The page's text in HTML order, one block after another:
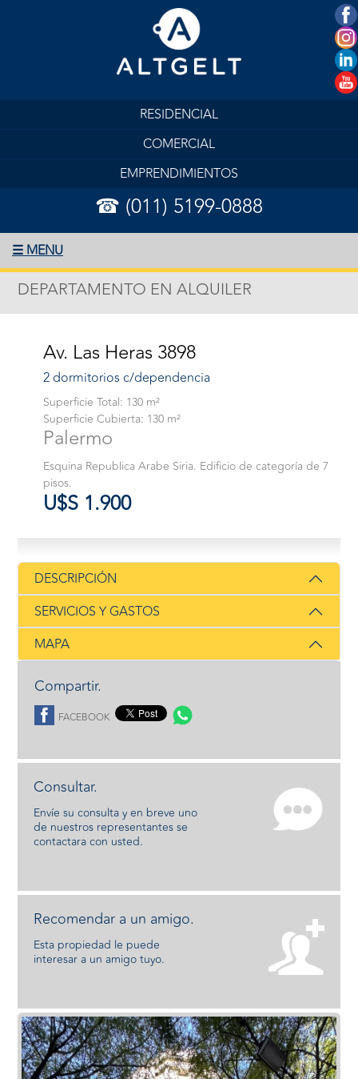
RESIDENCIAL
COMERCIAL
EMPRENDIMIENTOS
☎ (011) 5199-0888
☰ MENU
DEPARTAMENTO EN ALQUILER
Av. Las Heras 3898
2 dormitorios c/dependencia
Superficie Total: 130 m²
Superficie Cubierta: 130 m²
Palermo
Esquina Republica Arabe Siria. Edificio de categoría de 7
pisos.
U$S 1.900
DESCRIPCIÓN
SERVICIOS Y GASTOS
MAPA
Compartir.
FACEBOOK
Consultar.
Envíe su consulta y en breve uno
de nuestros representantes se
contactara con usted.
Recomendar a un amigo.
Esta propiedad le puede
interesar a un amigo tuyo.